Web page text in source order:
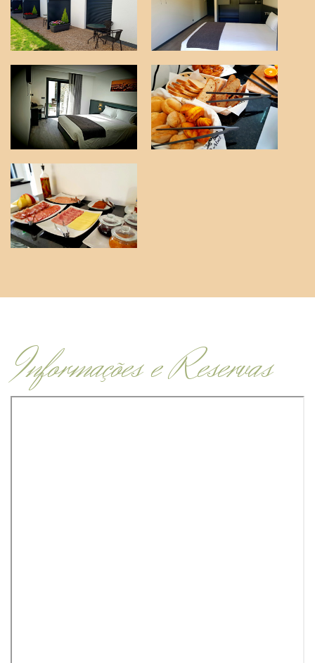
Informações e Reservas